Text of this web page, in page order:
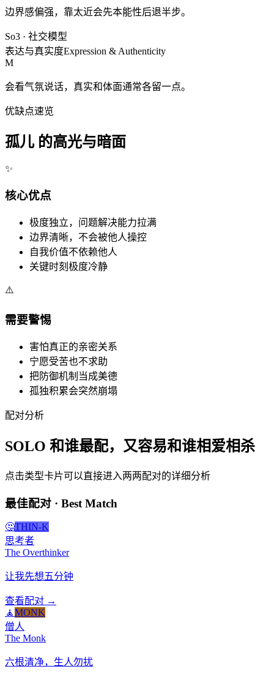
边界感偏强，靠太近会先本能性后退半步。
So3 · 社交模型
表达与真实度Expression & Authenticity
M
会看气氛说话，真实和体面通常各留一点。
优缺点速览
孤儿 的高光与暗面
✨
核心优点
极度独立，问题解决能力拉满
边界清晰，不会被他人操控
自我价值不依赖他人
关键时刻极度冷静
⚠️
需要警惕
害怕真正的亲密关系
宁愿受苦也不求助
把防御机制当成美德
孤独积累会突然崩塌
配对分析
SOLO 和谁最配，又容易和谁相爱相杀
点击类型卡片可以直接进入两两配对的详细分析
最佳配对 · Best Match
🤔THIN-K
思考者
The Overthinker
让我先想五分钟
查看配对 →
🧘MONK
僧人
The Monk
六根清净，生人勿扰